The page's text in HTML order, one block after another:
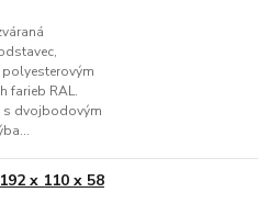
farieb RAL.
s dvojbodovým
x 110 x 58